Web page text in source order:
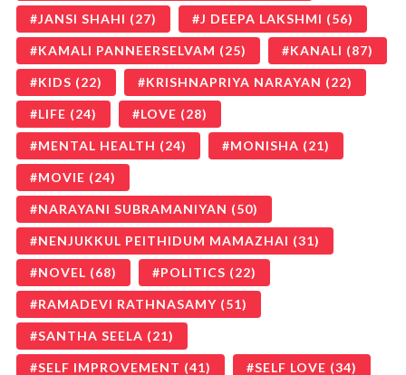
JANSI SHAHI (27) J DEEPA LAKSHMI (56)
KAMALI PANNEERSELVAM (25) KANALI (87)
KIDS (22) KRISHNAPRIYA NARAYAN (22)
LIFE (24) LOVE (28)
MENTAL HEALTH (24) MONISHA (21)
MOVIE (24)
NARAYANI SUBRAMANIYAN (50)
NENJUKKUL PEITHIDUM MAMAZHAI (31)
NOVEL (68) POLITICS (22)
RAMADEVI RATHNASAMY (51)
SANTHA SEELA (21)
SELF IMPROVEMENT (41) SELF LOVE (34)